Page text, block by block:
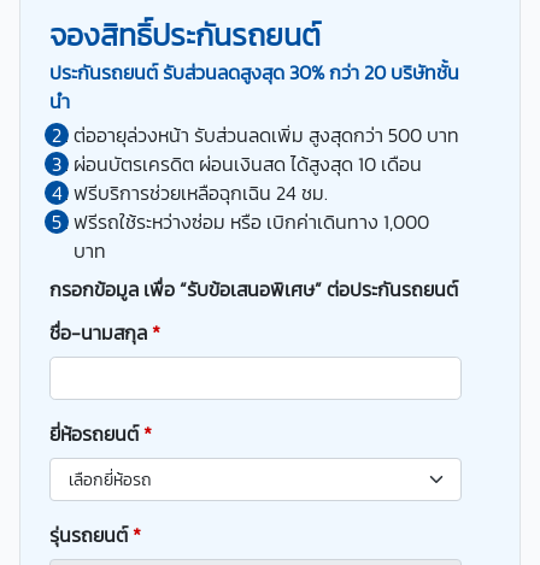
จองสิทธิ์ประกันรถยนต์
ประกันรถยนต์ รับส่วนลดสูงสุด 30% กว่า 20 บริษัทชั้น
นำ
ต่ออายุล่วงหน้า รับส่วนลดเพิ่ม สูงสุดกว่า 500 บาท
ผ่อนบัตรเครดิต ผ่อนเงินสด ได้สูงสุด 10 เดือน
ฟรีบริการช่วยเหลือฉุกเฉิน 24 ชม.
ฟรีรถใช้ระหว่างซ่อม หรือ เบิกค่าเดินทาง 1,000
บาท
กรอกข้อมูล เพื่อ “รับข้อเสนอพิเศษ” ต่อประกันรถยนต์
ชื่อ-นามสกุล*
ยี่ห้อรถยนต์*
รุ่นรถยนต์*